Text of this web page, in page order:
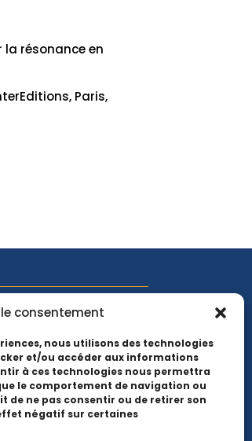
consentement
nous utilisons des technologies
et/ou accéder aux informations
à ces technologies nous permettra
le comportement de navigation ou
de ne pas consentir ou de retirer son
négatif sur certaines
la résonance en
Paris,
suivez-nous sur les